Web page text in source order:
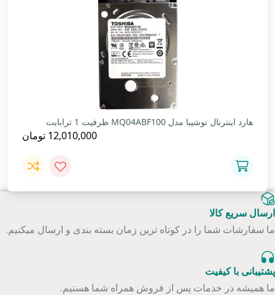
هارد اینترنال توشیبا مدل MQ04ABF100 ظرفیت 1 ترابایت
12,010,000 تومان
ارسال سریع کالا
ما سفارشات شما را در کوتاه ترین زمان بسته بندی و ارسال میکنیم.
پشتیبانی با کیفیت
ما همیشه در خدمات پس از فروش همراه شما هستیم.